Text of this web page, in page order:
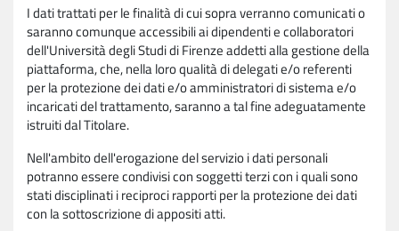
I dati trattati per le finalità di cui sopra verranno comunicati o
saranno comunque accessibili ai dipendenti e collaboratori
dell'Università degli Studi di Firenze addetti alla gestione della
piattaforma, che, nella loro qualità di delegati e/o referenti
per la protezione dei dati e/o amministratori di sistema e/o
incaricati del trattamento, saranno a tal fine adeguatamente
istruiti dal Titolare.
Nell'ambito dell'erogazione del servizio i dati personali
potranno essere condivisi con soggetti terzi con i quali sono
stati disciplinati i reciproci rapporti per la protezione dei dati
con la sottoscrizione di appositi atti.